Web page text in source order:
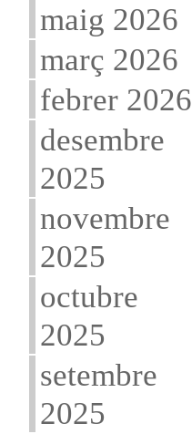
maig 2026
març 2026
febrer 2026
desembre
2025
novembre
2025
octubre
2025
setembre
2025